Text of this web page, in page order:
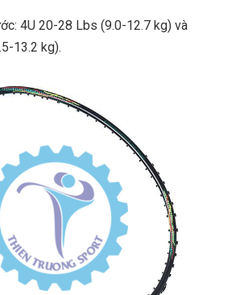
4U 20-28 Lbs (9.0-12.7 kg) và
13.2 kg).